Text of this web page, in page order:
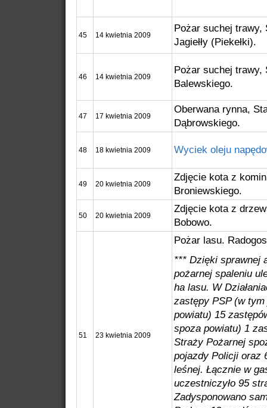
45 14 kwietnia 2009
Pożar suchej trawy,
Jagiełły (Piekełki).
46 14 kwietnia 2009
Pożar suchej trawy,
Balewskiego.
47 17 kwietnia 2009
Oberwana rynna,
Dąbrowskiego.
48 18 kwietnia 2009 Wyciek oleju
49 20 kwietnia 2009
Zdjęcie kota z
Broniewskiego.
50 20 kwietnia 2009
Zdjęcie kota z
Bobowo.
51 23 kwietnia 2009
Pożar lasu.
*** Dzięki sprawnej
pożarnej spaleniu
ha lasu. W
zastępy PSP (w
powiatu) 15
spoza powiatu) 1
Straży Pożarnej
pojazdy Policji oraz
leśnej. Łącznie w
uczestniczyło 95
Zadysponowano